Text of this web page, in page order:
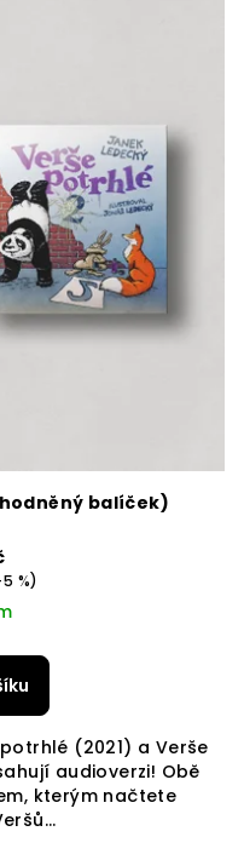
balíček)
%)
(2021) a Verše
audioverzi! Obě
kterým načtete